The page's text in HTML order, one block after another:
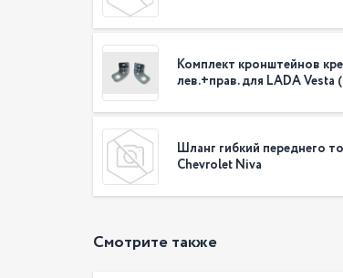
Комплект кронштейнов
лев.+прав. для LADA Vesta
Шланг гибкий переднего
Chevrolet Niva
Смотрите также